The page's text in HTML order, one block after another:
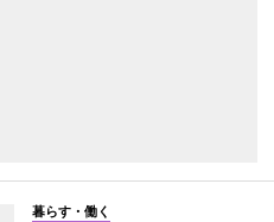
暮らす・働く